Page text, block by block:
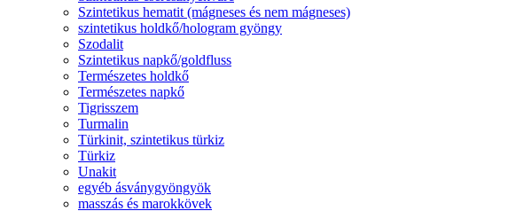
Szintetikus hematit (mágneses és nem mágneses)
szintetikus holdkő/hologram gyöngy
Szodalit
Szintetikus napkő/goldfluss
Természetes holdkő
Természetes napkő
Tigrisszem
Turmalin
Türkinit, szintetikus türkiz
Türkiz
Unakit
egyéb ásványgyöngyök
masszás és marokkövek